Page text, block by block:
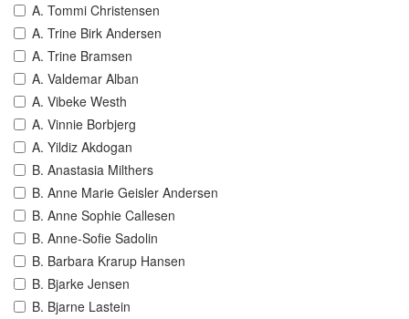
A. Tommi Christensen
A. Trine Birk Andersen
A. Trine Bramsen
A. Valdemar Alban
A. Vibeke Westh
A. Vinnie Borbjerg
A. Yildiz Akdogan
B. Anastasia Milthers
B. Anne Marie Geisler Andersen
B. Anne Sophie Callesen
B. Anne-Sofie Sadolin
B. Barbara Krarup Hansen
B. Bjarke Jensen
B. Bjarne Lastein